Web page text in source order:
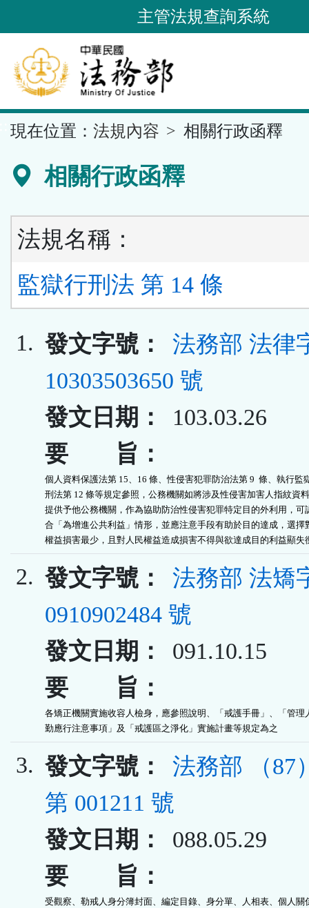
到
要
內
容
區
主管法規查詢系統
現在位置： 法規內容 相關行政函釋
相關行政函釋
法規名稱：
監獄行刑法 第 14 條
1. 發文字號：
法務部 法律
10303503650 號
發文日期：
103.03.26
要 旨：
個人資料保護法第 15、16 條、性侵害犯罪防治法第 9  條、執行監
刑法第 12 條等規定參照，公務機關如將涉及性侵害加害人指紋資
提供予他公務機關，作為協助防治性侵害犯罪特定目的外利用，可
合「為增進公共利益」情形，並應注意手段有助於目的達成，選擇
權益損害最少，且對人民權益造成損害不得與欲達成目的利益顯失
2. 發文字號：
法務部 法矯
0910902484 號
發文日期：
091.10.15
要 旨：
各矯正機關實施收容人檢身，應參照說明、「戒護手冊」、「管理
勤應行注意事項」及「戒護區之淨化」實施計畫等規定為之
3. 發文字號：
法務部 （87
第 001211 號
發文日期：
088.05.29
要 旨：
受觀察、勒戒人身分簿封面、編定目錄、身分單、人相表、個人關